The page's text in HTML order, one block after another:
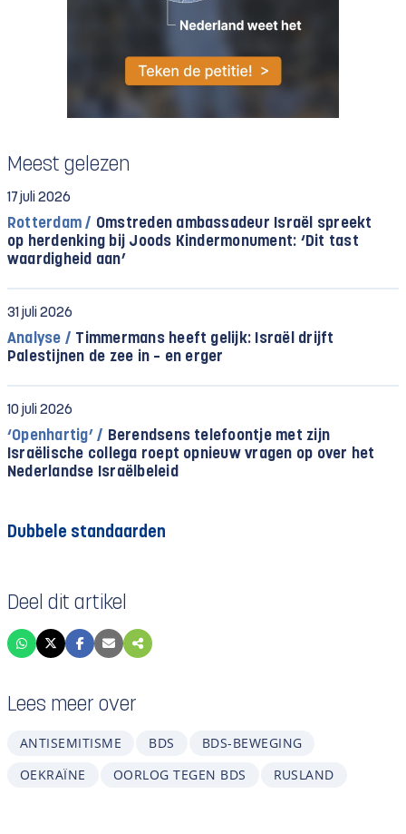
Meest gelezen
17 juli 2026
Rotterdam / Omstreden ambassadeur Israël spreekt
op herdenking bij Joods Kindermonument: ‘Dit tast
waardigheid aan’
31 juli 2026
Analyse / Timmermans heeft gelijk: Israël drijft
Palestijnen de zee in – en erger
10 juli 2026
‘Openhartig’ / Berendsens telefoontje met zijn
Israëlische collega roept opnieuw vragen op over het
Nederlandse Israëlbeleid
Dubbele standaarden
Deel dit artikel
Lees meer over
ANTISEMITISME BDS
BDS-BEWEGING
OEKRAÏNE
OORLOG TEGEN BDS RUSLAND